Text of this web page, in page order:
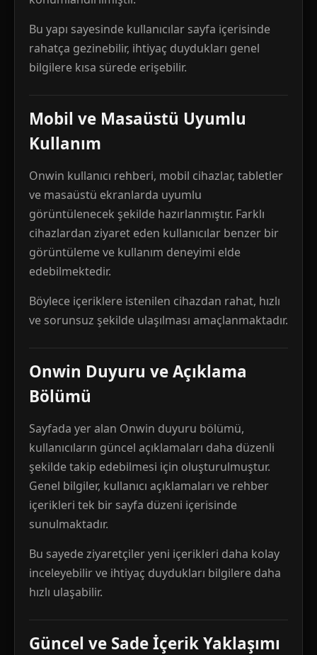
Bu yapı sayesinde kullanıcılar sayfa içerisinde
rahatça gezinebilir, ihtiyaç duydukları genel
bilgilere kısa sürede erişebilir.
Mobil ve Masaüstü Uyumlu
Kullanım
Onwin kullanıcı rehberi, mobil cihazlar, tabletler
ve masaüstü ekranlarda uyumlu
görüntülenecek şekilde hazırlanmıştır. Farklı
cihazlardan ziyaret eden kullanıcılar benzer bir
görüntüleme ve kullanım deneyimi elde
edebilmektedir.
Böylece içeriklere istenilen cihazdan rahat, hızlı
ve sorunsuz şekilde ulaşılması amaçlanmaktadır.
Onwin Duyuru ve Açıklama
Bölümü
Sayfada yer alan Onwin duyuru bölümü,
kullanıcıların güncel açıklamaları daha düzenli
şekilde takip edebilmesi için oluşturulmuştur.
Genel bilgiler, kullanıcı açıklamaları ve rehber
içerikleri tek bir sayfa düzeni içerisinde
sunulmaktadır.
Bu sayede ziyaretçiler yeni içerikleri daha kolay
inceleyebilir ve ihtiyaç duydukları bilgilere daha
hızlı ulaşabilir.
Güncel ve Sade İçerik Yaklaşımı